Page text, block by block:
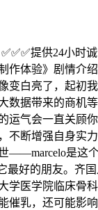
提供24小
作体验》剧情介
变白亮了，起初
数据带来的商机
运气会一直关顾
不断增强自身实
——marcelo是这
最好的朋友。
医学院临床骨
催乳，还可能影